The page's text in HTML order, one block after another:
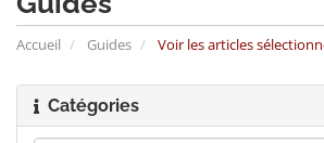
Accueil Guides Voir les articles
Catégories